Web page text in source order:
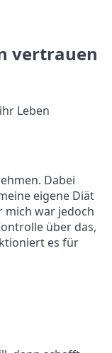
vertrauen
Leben
Dabei
eigene Diät
mich war jedoch
über das,
es für